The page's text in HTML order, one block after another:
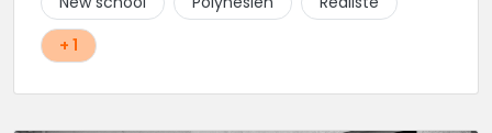
+ 1